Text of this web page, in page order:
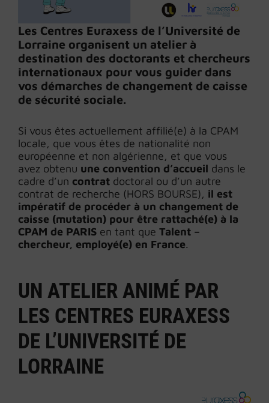
Les Centres Euraxess de l’Université de
Lorraine organisent un atelier à
destination des doctorants et chercheurs
internationaux pour vous guider dans
vos démarches de changement de caisse
de sécurité sociale.
Si vous êtes actuellement affilié(e) à la CPAM
locale, que vous êtes de nationalité non
européenne et non algérienne, et que vous
avez obtenu une convention d’accueil dans le
cadre d’un contrat doctoral ou d’un autre
contrat de recherche (HORS BOURSE), il est
impératif de procéder à un changement de
caisse (mutation) pour être rattaché(e) à la
CPAM de PARIS en tant que Talent –
chercheur, employé(e) en France.
UN ATELIER ANIMÉ PAR
LES CENTRES EURAXESS
DE L’UNIVERSITÉ DE
LORRAINE